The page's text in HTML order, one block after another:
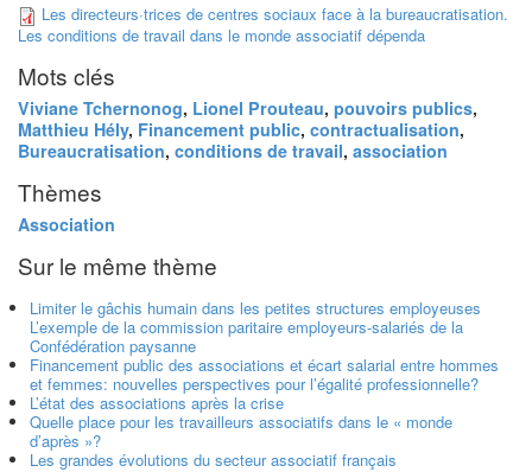
Les directeurs·trices de centres sociaux face à la bureaucratisation.
Les conditions de travail dans le monde associatif dépenda
Mots clés
Viviane Tchernonog, Lionel Prouteau, pouvoirs publics,
Matthieu Hély, Financement public, contractualisation,
Bureaucratisation, conditions de travail, association
Thèmes
Association
Sur le même thème
Limiter le gâchis humain dans les petites structures employeuses
L’exemple de la commission paritaire employeurs-salariés de la
Confédération paysanne
Financement public des associations et écart salarial entre hommes
et femmes: nouvelles perspectives pour l’égalité professionnelle?
L’état des associations après la crise
Quelle place pour les travailleurs associatifs dans le « monde
d’après »?
Les grandes évolutions du secteur associatif français